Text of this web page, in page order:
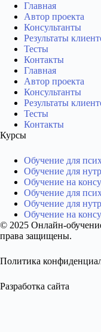
Главная
Автор проекта
Консультанты
Результаты
Тесты
Контакты
Главная
Автор проекта
Консультанты
Результаты
Тесты
Контакты
Курсы
Обучение для
Обучение для
Обучение на
Обучение для
Обучение для
Обучение на
© 2025 Онлайн-
права защищены.
Политика
Разработка сайта